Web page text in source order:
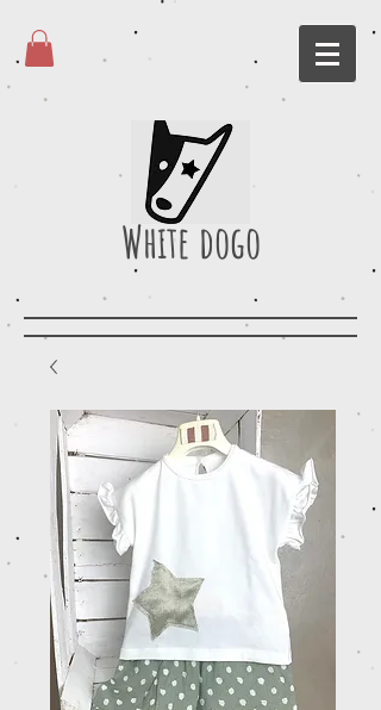
White dogo